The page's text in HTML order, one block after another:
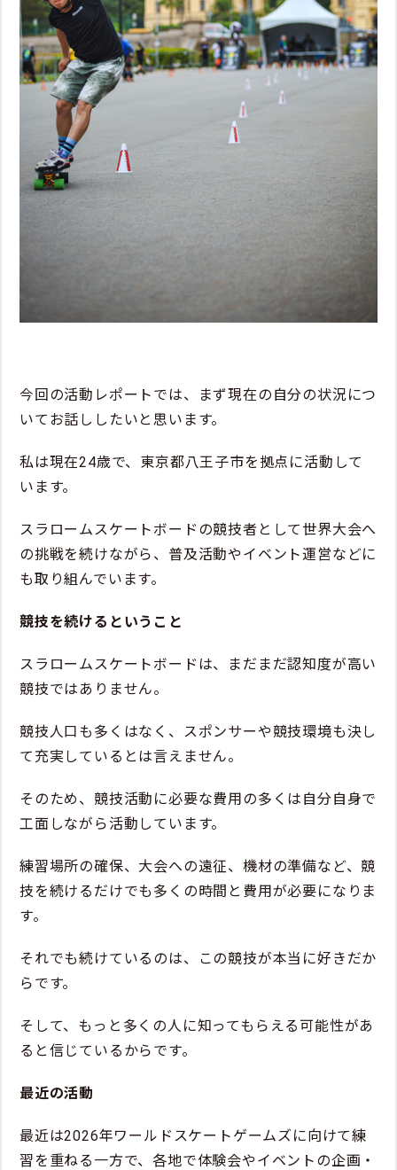
今回の活動レポートでは、まず現在の自分の状況につ
いてお話ししたいと思います。
私は現在24歳で、東京都八王子市を拠点に活動して
います。
スラロームスケートボードの競技者として世界大会へ
の挑戦を続けながら、普及活動やイベント運営などに
も取り組んでいます。
競技を続けるということ
スラロームスケートボードは、まだまだ認知度が高い
競技ではありません。
競技人口も多くはなく、スポンサーや競技環境も決し
て充実しているとは言えません。
そのため、競技活動に必要な費用の多くは自分自身で
工面しながら活動しています。
練習場所の確保、大会への遠征、機材の準備など、競
技を続けるだけでも多くの時間と費用が必要になりま
す。
それでも続けているのは、この競技が本当に好きだか
らです。
そして、もっと多くの人に知ってもらえる可能性があ
ると信じているからです。
最近の活動
最近は2026年ワールドスケートゲームズに向けて練
習を重ねる一方で、各地で体験会やイベントの企画・